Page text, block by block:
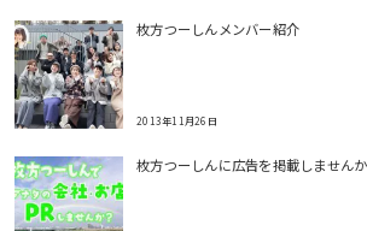
枚方つーしんメンバー紹介
2013年11月26日
枚方つーしんに広告を掲載しません